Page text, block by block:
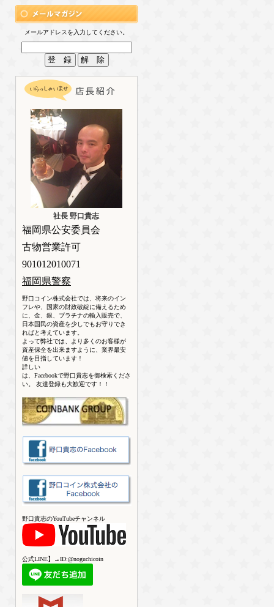
メールアドレスを入力してください。
社長 野口貴志
福岡県公安委員会
古物営業許可
901012010071
福岡県警察
野口コイン株式会社では、将来のイン
フレや、国家の財政破綻に備えるため
に、金、銀、プラチナの輸入販売で、
日本国民の資産を少しでもお守りでき
ればと考えています。
よって弊社では、より多くのお客様が
資産保全を出来ますように、業界最安
値を目指しています！
詳しい
は、Facebookで野口貴志を御検索くださ
い。 友達登録も大歓迎です！！
野口貴志のYouTubeチャンネル
公式LINE】→ID:@noguchicoin